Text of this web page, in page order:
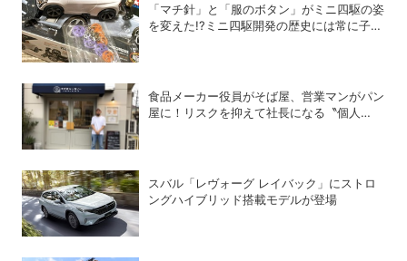
「マチ針」と「服のボタン」がミニ四駆の姿
を変えた!?ミニ四駆開発の歴史には常に子ど
食品メーカー役員がそば屋、営業マンがパン
屋に！リスクを抑えて社長になる〝個人
スバル「レヴォーグ レイバック」にストロ
ングハイブリッド搭載モデルが登場